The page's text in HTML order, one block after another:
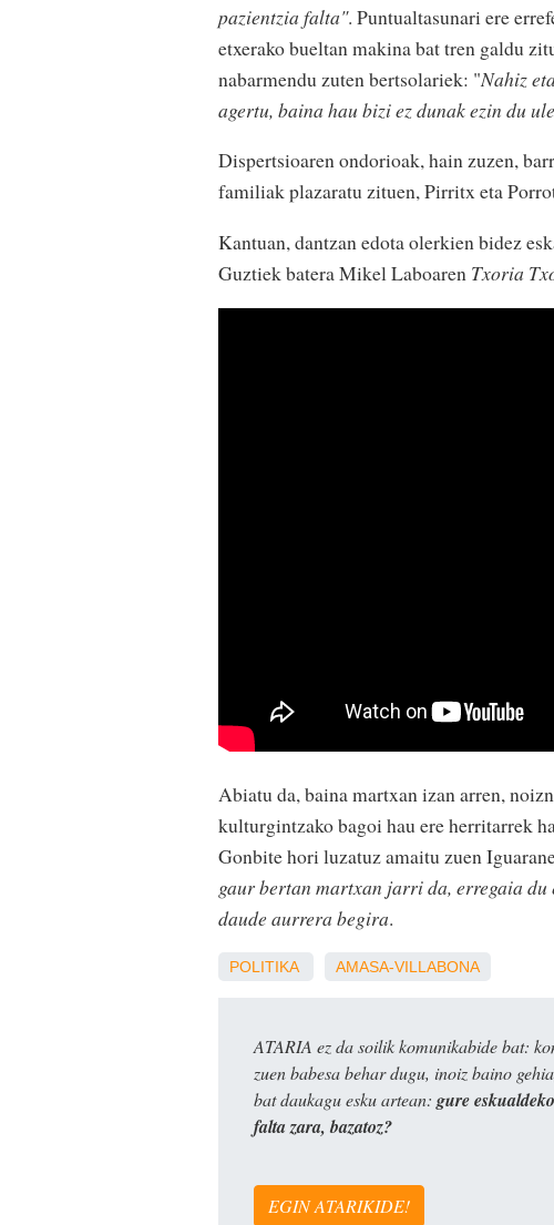
pazientzia falta". Puntualtasunari ere
etxerako bueltan makina bat tren galdu
nabarmendu zuten bertsolariek: "Nahiz
agertu, baina hau bizi ez dunak ezin du
Dispertsioaren ondorioak, hain zuzen,
familiak plazaratu zituen, Pirritx eta
Kantuan, dantzan edota olerkien bidez
Guztiek batera Mikel Laboaren Txoria
Abiatu da, baina martxan izan arren,
kulturgintzako bagoi hau ere herritarrek
Gonbite hori luzatuz amaitu zuen
gaur bertan martxan jarri da, erregaia
daude aurrera begira.
POLITIKA AMASA-VILLABONA
ATARIA ez da soilik komunikabide bat:
zuen babesa behar dugu, inoiz baino
bat daukagu esku artean: gure
falta zara, bazatoz?
EGIN ATARIKIDE!